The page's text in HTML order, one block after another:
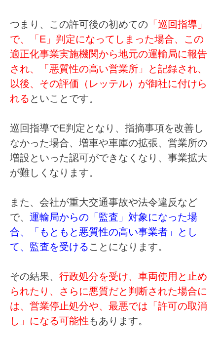
つまり、この許可後の初めての 「巡回指導」
で、「E」判定になってしまった場合、この
適正化事業実施機関から地元の運輸局に報告
され、「悪質性の高い営業所」と記録され、
以後、その評価（レッテル）が御社に付けら
れる といことです。
巡回指導でE判定となり、指摘事項を改善し
なかった場合、増車や車庫の拡張、営業所の
増設といった認可ができなくなり、事業拡大
が難しくなります。
また、会社が重大交通事故や法令違反など
で、 運輸局からの「監査」対象になった場
合、「もともと悪質性の高い事業者」とし
て、監査を受けることになります。
その結果、 行政処分を受け、車両使用と止め
られたり、さらに悪質だと判断された場合に
は、営業停止処分や、最悪では「許可の取消
し」になる可能性もあります。